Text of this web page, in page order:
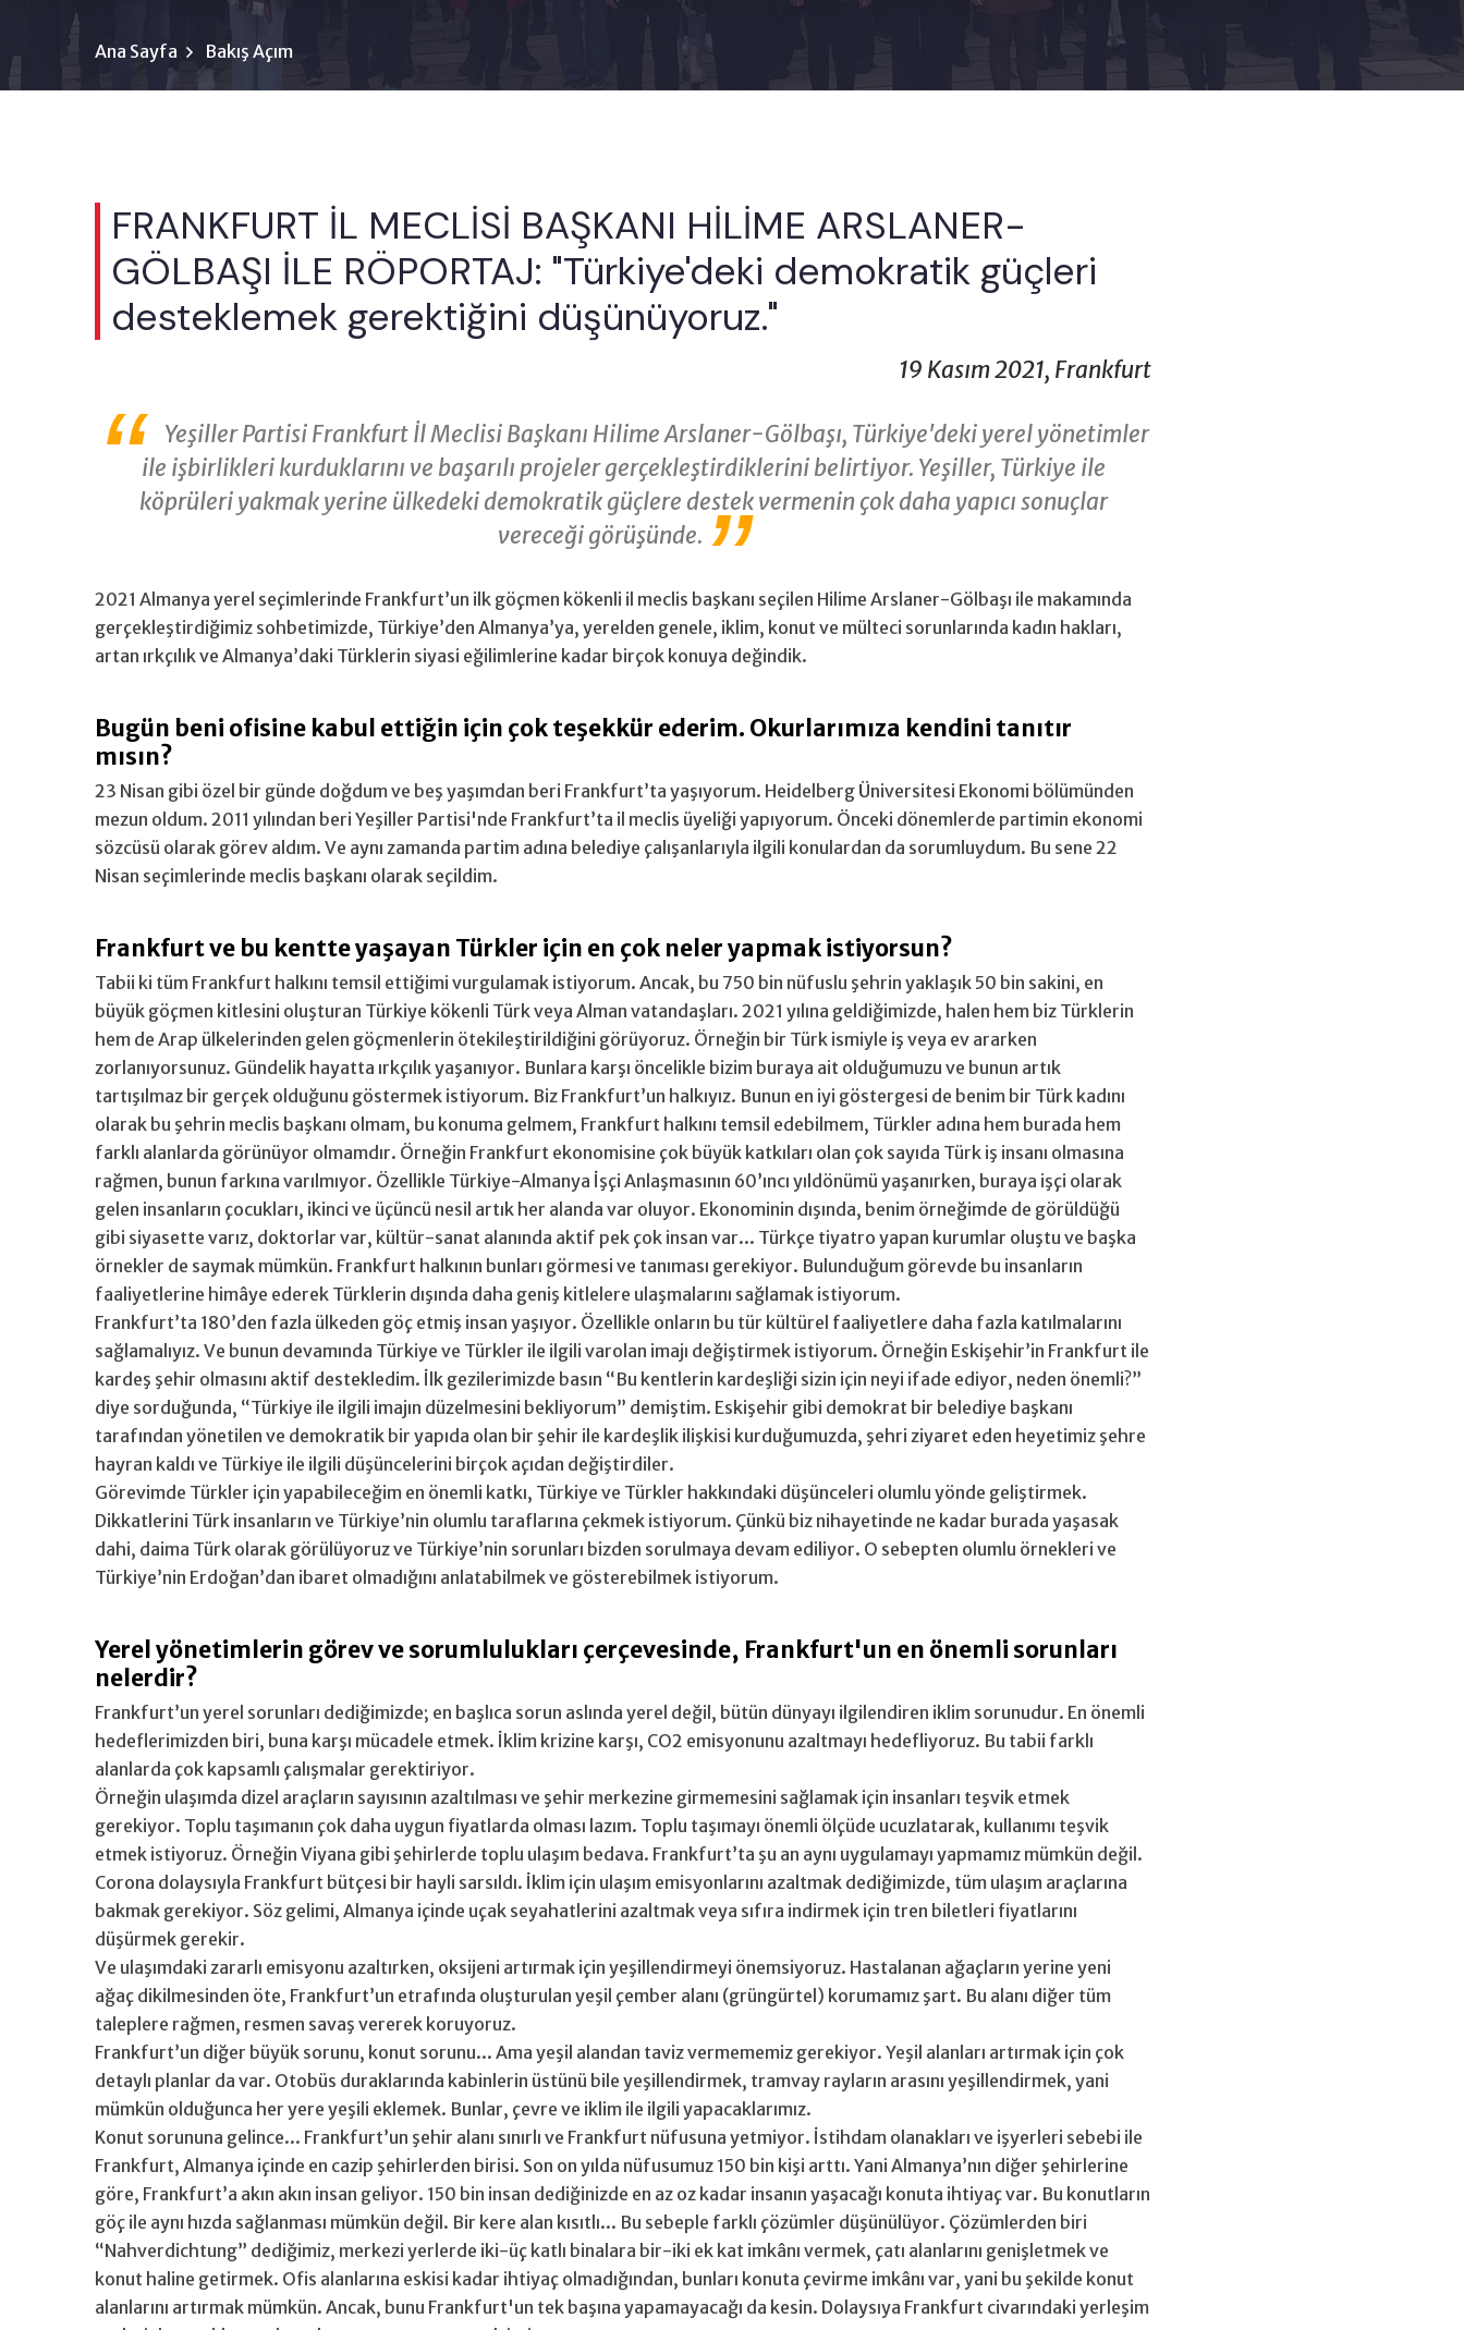
Ana Sayfa Bakış Açım
FRANKFURT İL MECLİSİ BAŞKANI HİLİME ARSLANER-
GÖLBAŞI İLE RÖPORTAJ: "Türkiye'deki demokratik güçleri
desteklemek gerektiğini düşünüyoruz."
19 Kasım 2021, Frankfurt
Yeşiller Partisi Frankfurt İl Meclisi Başkanı Hilime Arslaner-Gölbaşı, Türkiye'deki yerel yönetimler
ile işbirlikleri kurduklarını ve başarılı projeler gerçekleştirdiklerini belirtiyor. Yeşiller, Türkiye ile
köprüleri yakmak yerine ülkedeki demokratik güçlere destek vermenin çok daha yapıcı sonuçlar
vereceği görüşünde.
2021 Almanya yerel seçimlerinde Frankfurt’un ilk göçmen kökenli il meclis başkanı seçilen Hilime Arslaner-Gölbaşı ile makamında
gerçekleştirdiğimiz sohbetimizde, Türkiye’den Almanya’ya, yerelden genele, iklim, konut ve mülteci sorunlarında kadın hakları,
artan ırkçılık ve Almanya’daki Türklerin siyasi eğilimlerine kadar birçok konuya değindik.
Bugün beni ofisine kabul ettiğin için çok teşekkür ederim. Okurlarımıza kendini tanıtır
mısın?
23 Nisan gibi özel bir günde doğdum ve beş yaşımdan beri Frankfurt’ta yaşıyorum. Heidelberg Üniversitesi Ekonomi bölümünden
mezun oldum. 2011 yılından beri Yeşiller Partisi'nde Frankfurt’ta il meclis üyeliği yapıyorum. Önceki dönemlerde partimin ekonomi
sözcüsü olarak görev aldım. Ve aynı zamanda partim adına belediye çalışanlarıyla ilgili konulardan da sorumluydum. Bu sene 22
Nisan seçimlerinde meclis başkanı olarak seçildim.
Frankfurt ve bu kentte yaşayan Türkler için en çok neler yapmak istiyorsun?
Tabii ki tüm Frankfurt halkını temsil ettiğimi vurgulamak istiyorum. Ancak, bu 750 bin nüfuslu şehrin yaklaşık 50 bin sakini, en
büyük göçmen kitlesini oluşturan Türkiye kökenli Türk veya Alman vatandaşları. 2021 yılına geldiğimizde, halen hem biz Türklerin
hem de Arap ülkelerinden gelen göçmenlerin ötekileştirildiğini görüyoruz. Örneğin bir Türk ismiyle iş veya ev ararken
zorlanıyorsunuz. Gündelik hayatta ırkçılık yaşanıyor. Bunlara karşı öncelikle bizim buraya ait olduğumuzu ve bunun artık
tartışılmaz bir gerçek olduğunu göstermek istiyorum. Biz Frankfurt’un halkıyız. Bunun en iyi göstergesi de benim bir Türk kadını
olarak bu şehrin meclis başkanı olmam, bu konuma gelmem, Frankfurt halkını temsil edebilmem, Türkler adına hem burada hem
farklı alanlarda görünüyor olmamdır. Örneğin Frankfurt ekonomisine çok büyük katkıları olan çok sayıda Türk iş insanı olmasına
rağmen, bunun farkına varılmıyor. Özellikle Türkiye-Almanya İşçi Anlaşmasının 60’ıncı yıldönümü yaşanırken, buraya işçi olarak
gelen insanların çocukları, ikinci ve üçüncü nesil artık her alanda var oluyor. Ekonominin dışında, benim örneğimde de görüldüğü
gibi siyasette varız, doktorlar var, kültür-sanat alanında aktif pek çok insan var... Türkçe tiyatro yapan kurumlar oluştu ve başka
örnekler de saymak mümkün. Frankfurt halkının bunları görmesi ve tanıması gerekiyor. Bulunduğum görevde bu insanların
faaliyetlerine himâye ederek Türklerin dışında daha geniş kitlelere ulaşmalarını sağlamak istiyorum.
Frankfurt’ta 180’den fazla ülkeden göç etmiş insan yaşıyor. Özellikle onların bu tür kültürel faaliyetlere daha fazla katılmalarını
sağlamalıyız. Ve bunun devamında Türkiye ve Türkler ile ilgili varolan imajı değiştirmek istiyorum. Örneğin Eskişehir’in Frankfurt ile
kardeş şehir olmasını aktif destekledim. İlk gezilerimizde basın “Bu kentlerin kardeşliği sizin için neyi ifade ediyor, neden önemli?”
diye sorduğunda, “Türkiye ile ilgili imajın düzelmesini bekliyorum” demiştim. Eskişehir gibi demokrat bir belediye başkanı
tarafından yönetilen ve demokratik bir yapıda olan bir şehir ile kardeşlik ilişkisi kurduğumuzda, şehri ziyaret eden heyetimiz şehre
hayran kaldı ve Türkiye ile ilgili düşüncelerini birçok açıdan değiştirdiler.
Görevimde Türkler için yapabileceğim en önemli katkı, Türkiye ve Türkler hakkındaki düşünceleri olumlu yönde geliştirmek.
Dikkatlerini Türk insanların ve Türkiye’nin olumlu taraflarına çekmek istiyorum. Çünkü biz nihayetinde ne kadar burada yaşasak
dahi, daima Türk olarak görülüyoruz ve Türkiye’nin sorunları bizden sorulmaya devam ediliyor. O sebepten olumlu örnekleri ve
Türkiye’nin Erdoğan’dan ibaret olmadığını anlatabilmek ve gösterebilmek istiyorum.
Yerel yönetimlerin görev ve sorumlulukları çerçevesinde, Frankfurt'un en önemli sorunları
nelerdir?
Frankfurt’un yerel sorunları dediğimizde; en başlıca sorun aslında yerel değil, bütün dünyayı ilgilendiren iklim sorunudur. En önemli
hedeflerimizden biri, buna karşı mücadele etmek. İklim krizine karşı, CO2 emisyonunu azaltmayı hedefliyoruz. Bu tabii farklı
alanlarda çok kapsamlı çalışmalar gerektiriyor.
Örneğin ulaşımda dizel araçların sayısının azaltılması ve şehir merkezine girmemesini sağlamak için insanları teşvik etmek
gerekiyor. Toplu taşımanın çok daha uygun fiyatlarda olması lazım. Toplu taşımayı önemli ölçüde ucuzlatarak, kullanımı teşvik
etmek istiyoruz. Örneğin Viyana gibi şehirlerde toplu ulaşım bedava. Frankfurt’ta şu an aynı uygulamayı yapmamız mümkün değil.
Corona dolaysıyla Frankfurt bütçesi bir hayli sarsıldı. İklim için ulaşım emisyonlarını azaltmak dediğimizde, tüm ulaşım araçlarına
bakmak gerekiyor. Söz gelimi, Almanya içinde uçak seyahatlerini azaltmak veya sıfıra indirmek için tren biletleri fiyatlarını
düşürmek gerekir.
Ve ulaşımdaki zararlı emisyonu azaltırken, oksijeni artırmak için yeşillendirmeyi önemsiyoruz. Hastalanan ağaçların yerine yeni
ağaç dikilmesinden öte, Frankfurt’un etrafında oluşturulan yeşil çember alanı (grüngürtel) korumamız şart. Bu alanı diğer tüm
taleplere rağmen, resmen savaş vererek koruyoruz.
Frankfurt’un diğer büyük sorunu, konut sorunu... Ama yeşil alandan taviz vermememiz gerekiyor. Yeşil alanları artırmak için çok
detaylı planlar da var. Otobüs duraklarında kabinlerin üstünü bile yeşillendirmek, tramvay rayların arasını yeşillendirmek, yani
mümkün olduğunca her yere yeşili eklemek. Bunlar, çevre ve iklim ile ilgili yapacaklarımız.
Konut sorununa gelince... Frankfurt’un şehir alanı sınırlı ve Frankfurt nüfusuna yetmiyor. İstihdam olanakları ve işyerleri sebebi ile
Frankfurt, Almanya içinde en cazip şehirlerden birisi. Son on yılda nüfusumuz 150 bin kişi arttı. Yani Almanya’nın diğer şehirlerine
göre, Frankfurt’a akın akın insan geliyor. 150 bin insan dediğinizde en az oz kadar insanın yaşacağı konuta ihtiyaç var. Bu konutların
göç ile aynı hızda sağlanması mümkün değil. Bir kere alan kısıtlı... Bu sebeple farklı çözümler düşünülüyor. Çözümlerden biri
“Nahverdichtung” dediğimiz, merkezi yerlerde iki-üç katlı binalara bir-iki ek kat imkânı vermek, çatı alanlarını genişletmek ve
konut haline getirmek. Ofis alanlarına eskisi kadar ihtiyaç olmadığından, bunları konuta çevirme imkânı var, yani bu şekilde konut
alanlarını artırmak mümkün. Ancak, bunu Frankfurt'un tek başına yapamayacağı da kesin. Dolaysıya Frankfurt civarındaki yerleşim